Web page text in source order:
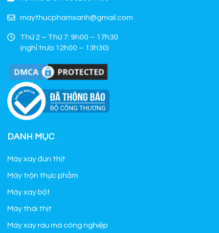
maythucphamxanh@gmail.com
Thứ 2 – Thứ 7: 9h00 – 17h30
(nghỉ trưa 12h00 – 13h30)
DANH MỤC
Máy xay đùn thịt
Máy trộn thực phẩm
Máy xay bột
Máy thái thịt
Máy xay rau má công nghiệp